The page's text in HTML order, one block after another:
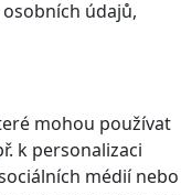
údajů,
mohou používat
k personalizaci
médií nebo